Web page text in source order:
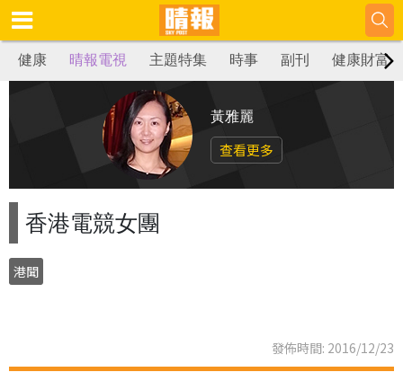
健康 晴報電視 主題特集 時事 副刊 健康財富
黃雅麗
查看更多
香港電競女團
港聞
發佈時間: 2016/12/23